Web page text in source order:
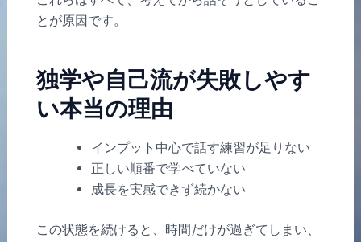
とが原因です。
独学や自己流が失敗しやす
い本当の理由
インプット中心で話す練習が足りない
正しい順番で学べていない
成長を実感できず続かない
この状態を続けると、時間だけが過ぎてしまい、